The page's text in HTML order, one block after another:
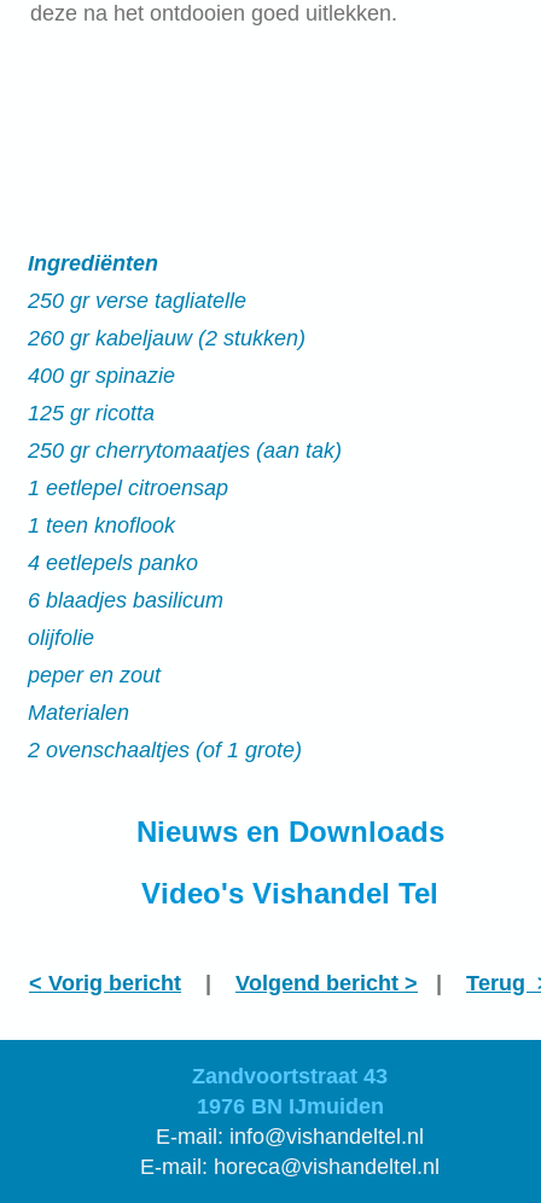
Nieuws en Downloads
deze na het ontdooien goed uitlekken.
Ingrediënten
250 gr verse tagliatelle
260 gr kabeljauw (2 stukken)
400 gr spinazie
125 gr ricotta
250 gr cherrytomaatjes (aan tak)
1 eetlepel citroensap
1 teen knoflook
4 eetlepels panko
6 blaadjes basilicum
olijfolie
peper en zout
Materialen
2 ovenschaaltjes (of 1 grote)
Video's Vishandel Tel
< Vorig bericht Volgend bericht > Terug
Zandvoortstraat 43
1976 BN IJmuiden
E-mail: info@vishandeltel.nl
E-mail: horeca@vishandeltel.nl